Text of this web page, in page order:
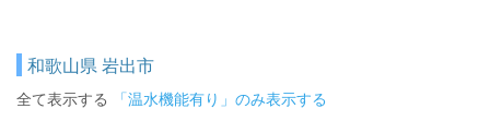
和歌山県 岩出市
全て表示する 「温水機能有り」のみ表示する